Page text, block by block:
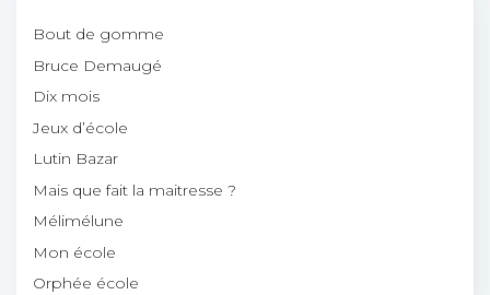
Bout de gomme
Bruce Demaugé
Dix mois
Jeux d’école
Lutin Bazar
Mais que fait la maitresse ?
Mélimélune
Mon école
Orphée école